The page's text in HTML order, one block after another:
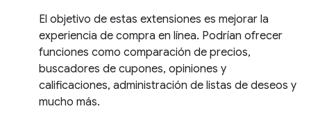
El objetivo de estas extensiones es mejorar la
experiencia de compra en línea. Podrían ofrecer
funciones como comparación de precios,
buscadores de cupones, opiniones y
calificaciones, administración de listas de deseos y
mucho más.